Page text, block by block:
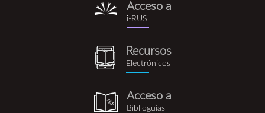
i-
rus.png
Acceso a
i-RUS
recursos_electronicos.png
Recursos
Electrónicos
biblioguia.png
Acceso a
Biblioguías